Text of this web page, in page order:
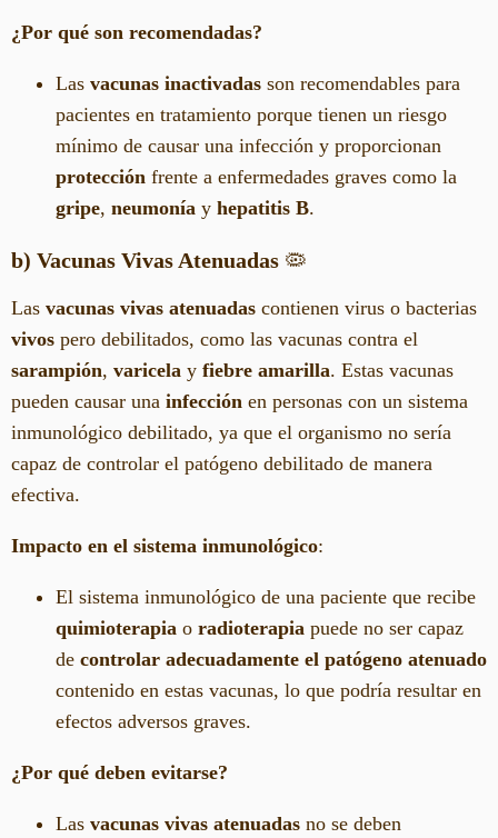
¿Por qué son recomendadas?
Las vacunas inactivadas son recomendables para
pacientes en tratamiento porque tienen un riesgo
mínimo de causar una infección y proporcionan
protección frente a enfermedades graves como la
gripe, neumonía y hepatitis B.
b) Vacunas Vivas Atenuadas 🦠
Las vacunas vivas atenuadas contienen virus o bacterias
vivos pero debilitados, como las vacunas contra el
sarampión, varicela y fiebre amarilla. Estas vacunas
pueden causar una infección en personas con un sistema
inmunológico debilitado, ya que el organismo no sería
capaz de controlar el patógeno debilitado de manera
efectiva.
Impacto en el sistema inmunológico:
El sistema inmunológico de una paciente que recibe
quimioterapia o radioterapia puede no ser capaz
de controlar adecuadamente el patógeno atenuado
contenido en estas vacunas, lo que podría resultar en
efectos adversos graves.
¿Por qué deben evitarse?
Las vacunas vivas atenuadas no se deben